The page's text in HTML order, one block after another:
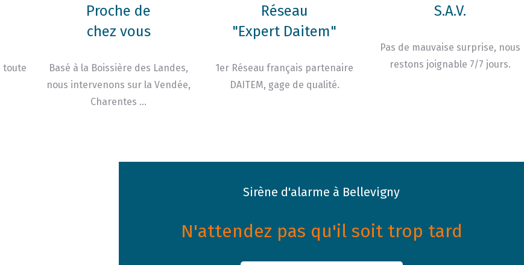
toute
Proche de
chez vous
Basé à la Boissière des Landes,
nous intervenons sur la Vendée,
Charentes …
Réseau
"Expert Daitem"
1er Réseau français partenaire
DAITEM, gage de qualité.
S.A.V.
Pas de mauvaise surprise, nous
restons joignable 7/7 jours.
Sirène d'alarme à Bellevigny
N'attendez pas qu'il soit trop tard